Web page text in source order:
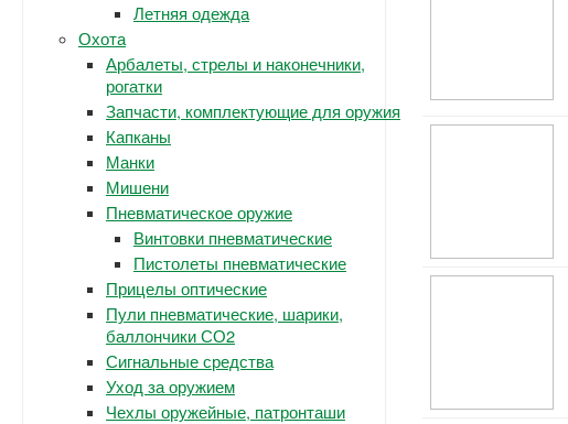
Летняя одежда
Охота
Арбалеты, стрелы и наконечники,
рогатки
Запчасти, комплектующие для оружия
Капканы
Манки
Мишени
Пневматическое оружие
Винтовки пневматические
Пистолеты пневматические
Прицелы оптические
Пули пневматические, шарики,
баллончики СО2
Сигнальные средства
Уход за оружием
Чехлы оружейные, патронташи